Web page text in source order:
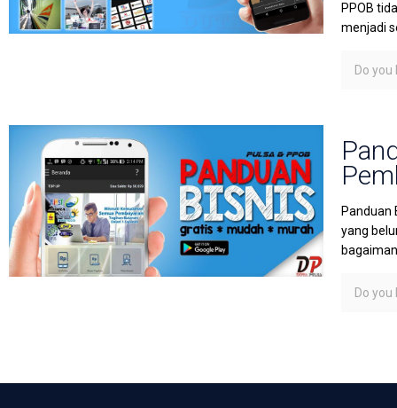
PPOB
menjadi
Do you
Panduan
yang
Do you